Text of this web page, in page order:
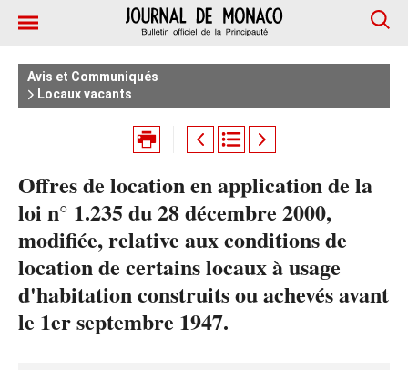
Avis et Communiqués
Locaux vacants
Offres de location en application de la
loi n° 1.235 du 28 décembre 2000,
modifiée, relative aux conditions de
location de certains locaux à usage
d'habitation construits ou achevés avant
le 1er septembre 1947.